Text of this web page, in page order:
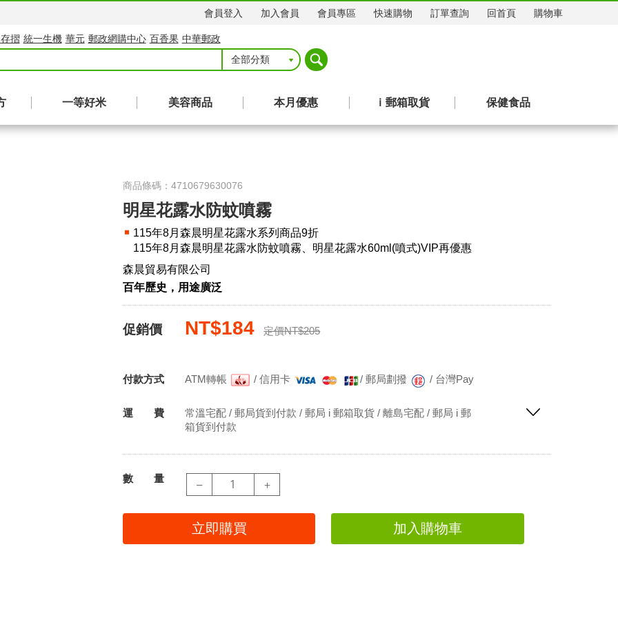
購物車
會員專區 快速購物 訂單查詢 回首頁
加入會員
會員登入
摺 統一生機 華元 郵政網購中心 百香果 中華郵政
全部分類
一等好米 美容商品 本月優惠 ｉ郵箱取貨 保健食品
商品條碼： 4710679630076
明星花露水防蚊噴霧
115年8月森晨明星花露水系列商品9折
115年8月森晨明星花露水防蚊噴霧、明星花露水60ml(噴式)VIP再優惠
森晨貿易有限公司
百年歷史，用途廣泛
促銷價 NT$184 定價NT$205
付款方式 ATM轉帳 / 信用卡 / 郵局劃撥 / 台灣Pay
運 費
常溫宅配 / 郵局貨到付款 / 郵局 i 郵箱取貨 / 離島宅配 / 郵局 i 郵
箱貨到付款
數 量
– ＋